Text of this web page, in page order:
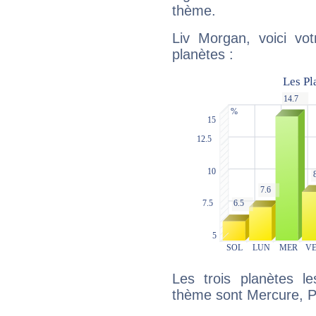
thème.
Liv Morgan, voici
planètes :
Les trois planètes
thème sont Mercure,